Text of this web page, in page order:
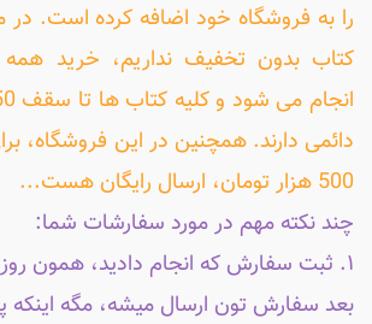
را به فروشگاه خود اضافه کرده است.
کتاب بدون تخفیف نداریم، خرید همه
دائمی دارند. همچنین در این فروشگاه،
500 هزار تومان، ارسال رایگان هست...
چند نکته مهم در مورد سفارشات شما:
۱. ثبت سفارش که انجام دادید، همون روز
بعد سفارش تون ارسال میشه، مگه